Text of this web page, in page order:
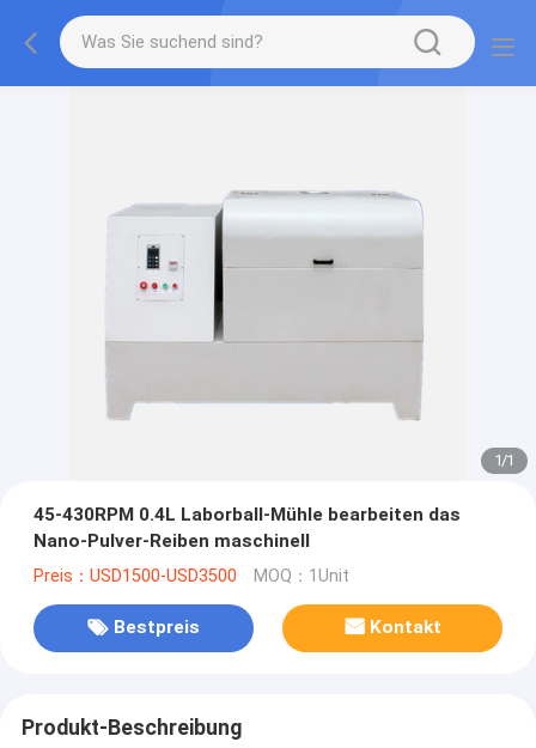
1/1
45-430RPM 0.4L Laborball-Mühle bearbeiten das
Nano-Pulver-Reiben maschinell
Preis：USD1500-USD3500 MOQ：1Unit
Bestpreis Kontakt
Produkt-Beschreibung